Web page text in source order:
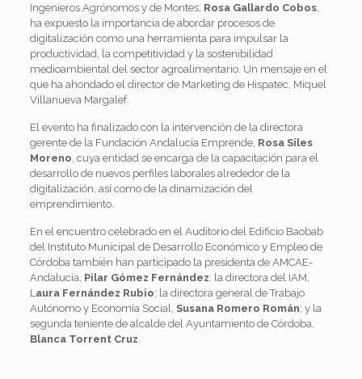
Ingenieros Agrónomos y de Montes, Rosa Gallardo Cobos,
ha expuesto la importancia de abordar procesos de
digitalización como una herramienta para impulsar la
productividad, la competitividad y la sostenibilidad
medioambiental del sector agroalimentario. Un mensaje en el
que ha ahondado el director de Marketing de Hispatec, Miquel
Villanueva Margalef.
El evento ha finalizado con la intervención de la directora
gerente de la Fundación Andalucía Emprende, Rosa Siles
Moreno , cuya entidad se encarga de la capacitación para el
desarrollo de nuevos perfiles laborales alrededor de la
digitalización, así como de la dinamización del
emprendimiento.
En el encuentro celebrado en el Auditorio del Edificio Baobab
del Instituto Municipal de Desarrollo Económico y Empleo de
Córdoba también han participado la presidenta de AMCAE-
Andalucía, Pilar Gómez Fernández; la directora del IAM,
L aura Fernández Rubio; la directora general de Trabajo
Autónomo y Economía Social, Susana Romero Román; y la
segunda teniente de alcalde del Ayuntamiento de Córdoba,
Blanca Torrent Cruz